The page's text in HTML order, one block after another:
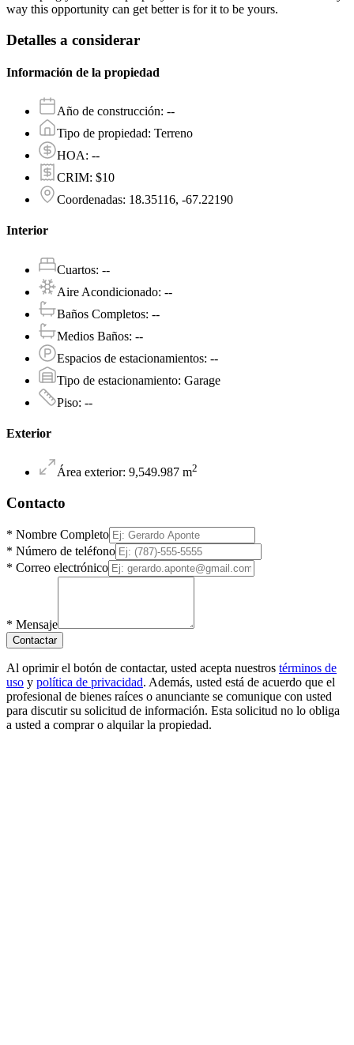
way this opportunity can get better is for it to be yours.
Detalles a considerar
Información de la propiedad
Año de construcción: --
Tipo de propiedad: Terreno
HOA: --
CRIM: $10
Coordenadas: 18.35116, -67.22190
Interior
Cuartos: --
Aire Acondicionado: --
Baños Completos: --
Medios Baños: --
Espacios de estacionamientos: --
Tipo de estacionamiento: Garage
Piso: --
Exterior
Área exterior: 9,549.987 m2
Contacto
* Nombre Completo
* Número de teléfono
* Correo electrónico
* Mensaje
Contactar
Al oprimir el botón de contactar, usted acepta nuestros términos de
uso y política de privacidad. Además, usted está de acuerdo que el
profesional de bienes raíces o anunciante se comunique con usted
para discutir su solicitud de información. Esta solicitud no lo obliga
a usted a comprar o alquilar la propiedad.